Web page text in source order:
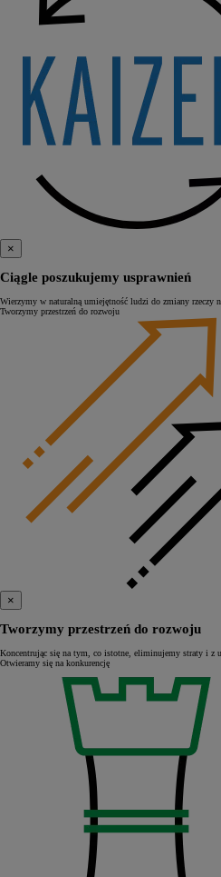
×
Ciągle poszukujemy usprawnień
Wierzymy w naturalną umiejętność ludzi do zmiany rzeczy
Tworzymy przestrzeń do rozwoju
×
Tworzymy przestrzeń do rozwoju
Koncentrując się na tym, co istotne, eliminujemy straty i z
Otwieramy się na konkurencję